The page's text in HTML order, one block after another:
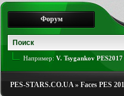
Форум
Например: V. Tsygankov
PES-STARS.CO.UA» Faces PES